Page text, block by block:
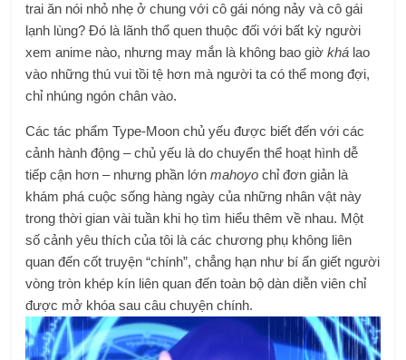
trai ăn nói nhỏ nhẹ ở chung với cô gái nóng nảy và cô gái
lạnh lùng? Đó là lãnh thổ quen thuộc đối với bất kỳ người
xem anime nào, nhưng may mắn là không bao giờkhá lao
vào những thú vui tồi tệ hơn mà người ta có thể mong đợi,
chỉ nhúng ngón chân vào.
Các tác phẩm Type-Moon chủ yếu được biết đến với các
cảnh hành động – chủ yếu là do chuyển thể hoạt hình dễ
tiếp cận hơn – nhưng phần lớnmahoyo chỉ đơn giản là
khám phá cuộc sống hàng ngày của những nhân vật này
trong thời gian vài tuần khi họ tìm hiểu thêm về nhau. Một
số cảnh yêu thích của tôi là các chương phụ không liên
quan đến cốt truyện “chính”, chẳng hạn như bí ẩn giết người
vòng tròn khép kín liên quan đến toàn bộ dàn diễn viên chỉ
được mở khóa sau câu chuyện chính.